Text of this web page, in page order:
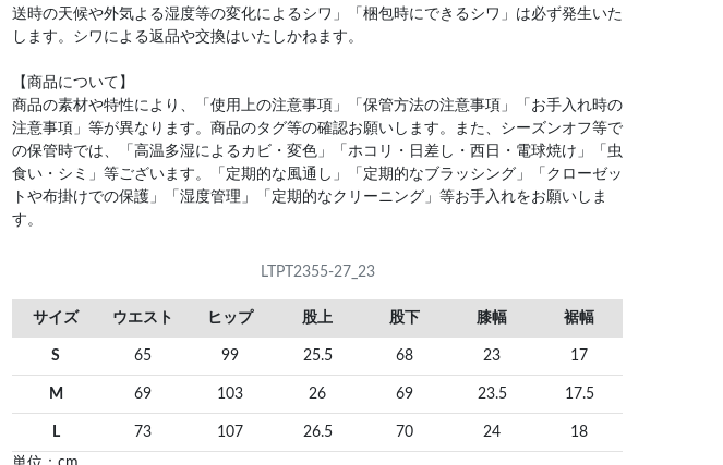
送時の天候や外気よる湿度等の変化によるシワ」「梱包時にできるシワ」は必ず発生いた
します。シワによる返品や交換はいたしかねます。
【商品について】
商品の素材や特性により、「使用上の注意事項」「保管方法の注意事項」「お手入れ時の
注意事項」等が異なります。商品のタグ等の確認お願いします。また、シーズンオフ等で
の保管時では、「高温多湿によるカビ・変色」「ホコリ・日差し・西日・電球焼け」「虫
食い・シミ」等ございます。「定期的な風通し」「定期的なブラッシング」「クローゼッ
トや布掛けでの保護」「湿度管理」「定期的なクリーニング」等お手入れをお願いしま
す。
LTPT2355-27_23
サイズ ウエスト ヒップ 股上 股下 膝幅 裾幅
S 65 99 25.5 68 23 17
M 69 103 26 69 23.5 17.5
L 73 107 26.5 70 24
18